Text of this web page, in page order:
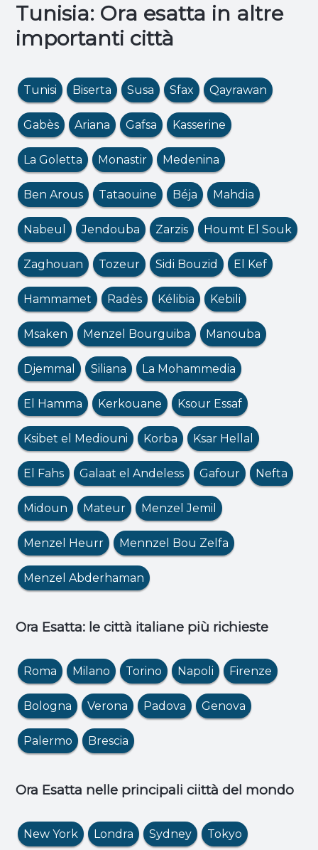
Tunisia: Ora esatta in altre
importanti città
Tunisi Biserta Susa Sfax Qayrawan
Gabès Ariana Gafsa Kasserine
La Goletta Monastir Medenina
Ben Arous Tataouine Béja Mahdia
Nabeul Jendouba Zarzis Houmt El Souk
Zaghouan Tozeur Sidi Bouzid El Kef
Hammamet Radès Kélibia Kebili
Msaken Menzel Bourguiba Manouba
Djemmal Siliana La Mohammedia
El Hamma Kerkouane Ksour Essaf
Ksibet el Mediouni Korba Ksar Hellal
El Fahs Galaat el Andeless Gafour Nefta
Midoun Mateur Menzel Jemil
Menzel Heurr Mennzel Bou Zelfa
Menzel Abderhaman
Ora Esatta: le città italiane più richieste
Roma Milano Torino Napoli Firenze
Bologna Verona Padova Genova
Palermo Brescia
Ora Esatta nelle principali ciittà del mondo
New York Londra Sydney Tokyo